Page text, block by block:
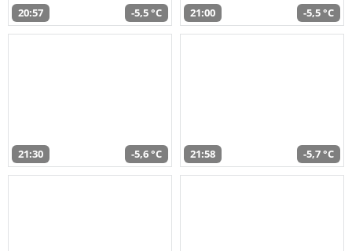
20:57 -5,5 °C 21:00 -5,5 °C
21:30 -5,6 °C 21:58 -5,7 °C